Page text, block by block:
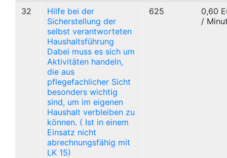
32
Hilfe bei der
Sicherstellung der
selbst verantworteten
Haushaltsführung
Dabei muss es sich um
Aktivitäten handeln,
die aus
pflegefachlicher Sicht
besonders wichtig
sind, um im eigenen
Haushalt verbleiben zu
können. ( Ist in einem
Einsatz nicht
abrechnungsfähig mit
LK 15)
625
0,60
/